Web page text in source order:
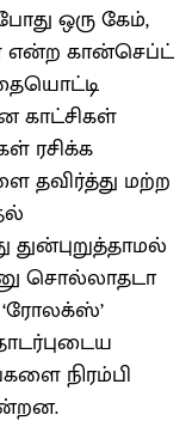
ஒரு கேம்,
கான்செப்ட்
காட்சிகள்
ரசிக்க
மற்ற
சொல்லாதடா
‘ரோலக்ஸ்’
நிரம்பி